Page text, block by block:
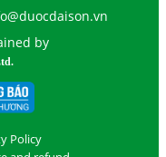
by
Policy